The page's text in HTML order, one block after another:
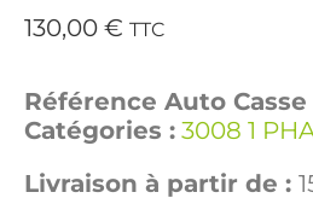
130,00 € TTC
Référence Auto Casse
Catégories : 3008 1
Livraison à partir de :